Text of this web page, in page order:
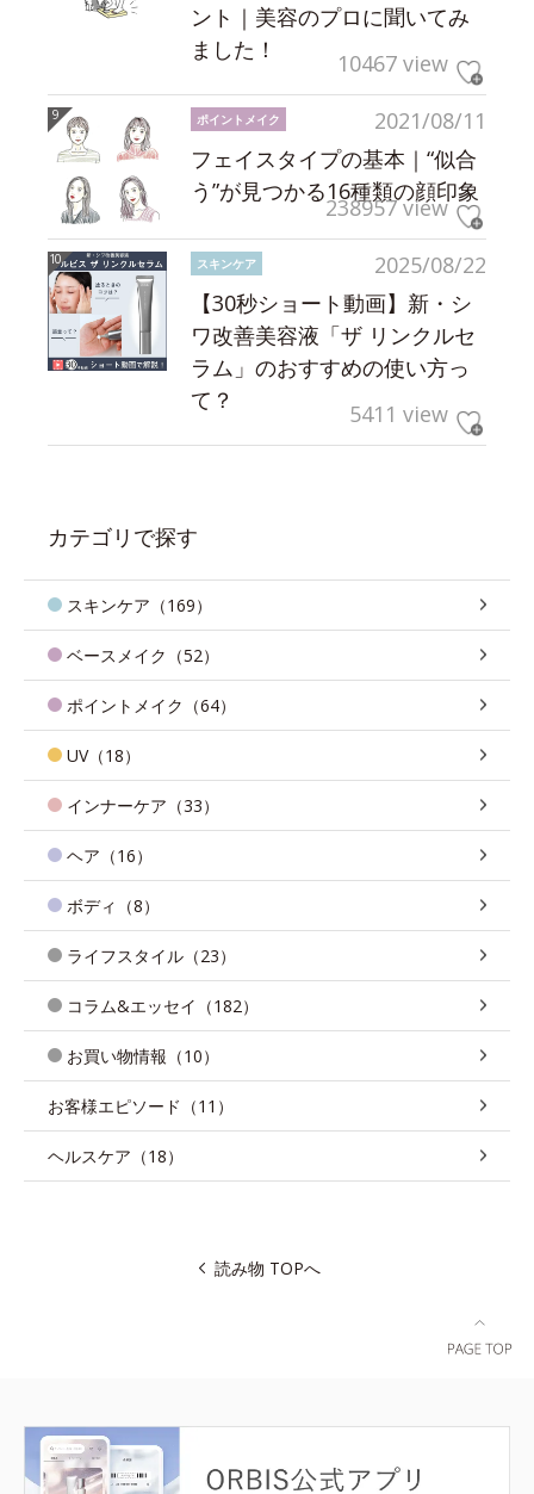
ント｜美容のプロに聞いてみ
ました！
10467 view
2021/08/11
ポイントメイク
フェイスタイプの基本｜“似合
う”が見つかる16種類の顔印象
238957 view
2025/08/22
スキンケア
【30秒ショート動画】新・シ
ワ改善美容液「ザ リンクルセ
ラム」のおすすめの使い方っ
て？
5411 view
カテゴリで探す
スキンケア（169）
ベースメイク（52）
ポイントメイク（64）
UV（18）
インナーケア（33）
ヘア（16）
ボディ（8）
ライフスタイル（23）
コラム&エッセイ（182）
お買い物情報（10）
お客様エピソード（11）
ヘルスケア（18）
読み物 TOPへ